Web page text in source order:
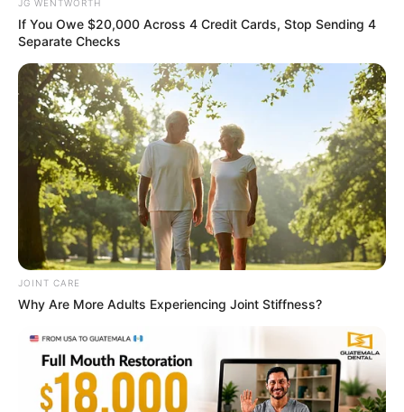
วันนี้ก่อนออกจากบ้านไปทำงาน ไป
ค้าขาย
ทิศมงคลเสริมความเฮงคือ ทิศตะวันตก ให้อธิษฐาน
ขอพลังบวกช่วยให้ประสบความสำเร็จตลอดทั้งวัน
สีมงคลของวัน
สีเขียว เสริมอำนาจ วาสนา บารมี ชัยชนะ
สีดำ สีม่วง เสริมการเงิน โชคลาภ ความสุข
สีฟ้า สีน้ำเงิน สีน้ำทะเล เสริมการสนับสนุน รักใคร่
เอ็นดู
สีต้องห้าม อับโชค
JG WENTWORTH
If You Owe $20,000 Across 4 Credit Cards, Stop Sending 4
Separate Checks
JOINT CARE
Why Are More Adults Experiencing Joint Stiffness?